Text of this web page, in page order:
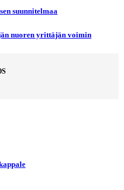
suunnitelmaa
nuoren yrittäjän voimin